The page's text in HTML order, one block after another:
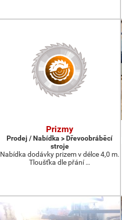
Prizmy
Prodej / Nabídka > Dřevoobráběcí
stroje
Nabídka dodávky prizem v délce 4,0 m.
Tloušťka dle přání …